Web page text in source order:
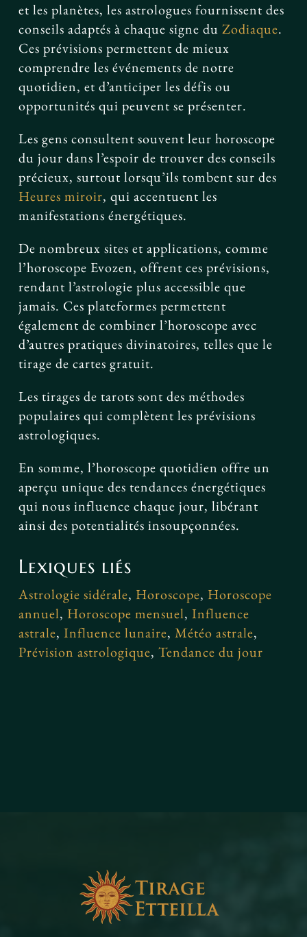
et les planètes, les astrologues fournissent des
conseils adaptés à chaque signe duZodiaque.
Ces prévisions permettent de mieux
comprendre les événements de notre
quotidien, et d’anticiper les défis ou
opportunités qui peuvent se présenter.
Les gens consultent souvent leur horoscope
du jour dans l’espoir de trouver des conseils
précieux, surtout lorsqu’ils tombent sur des
Heures miroir, qui accentuent les
manifestations énergétiques.
De nombreux sites et applications, comme
l’horoscope Evozen, offrent ces prévisions,
rendant l’astrologie plus accessible que
jamais. Ces plateformes permettent
également de combiner l’horoscope avec
d’autres pratiques divinatoires, telles que le
tirage de cartes gratuit.
Les tirages de tarots sont des méthodes
populaires qui complètent les prévisions
astrologiques.
En somme, l’horoscope quotidien offre un
aperçu unique des tendances énergétiques
qui nous influence chaque jour, libérant
ainsi des potentialités insoupçonnées.
Lexiques liés
Astrologie sidérale, Horoscope, Horoscope
annuel, Horoscope mensuel,Influence
astrale,Influence lunaire,Météo astrale,
Prévision astrologique,Tendance du jour